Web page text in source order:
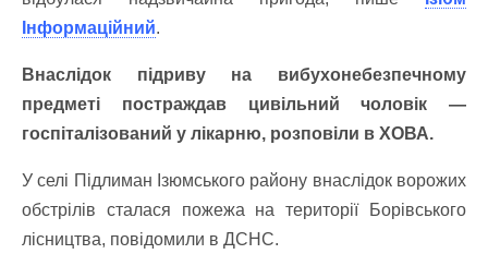
Інформаційний.
Внаслідок підриву на вибухонебезпечному
предметі постраждав цивільний чоловік —
госпіталізований у лікарню, розповіли в ХОВА.
У селі Підлиман Ізюмського району внаслідок ворожих
обстрілів сталася пожежа на території Борівського
лісництва, повідомили в ДСНС.